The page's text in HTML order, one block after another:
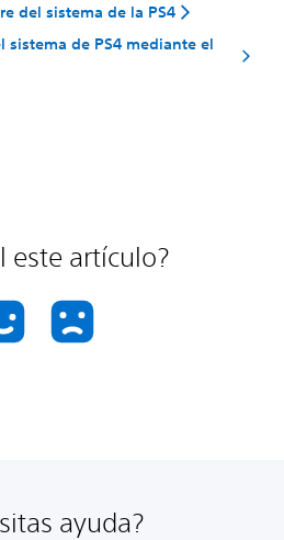
del sistema de la PS4
de PS4 mediante el
este artículo?
ayuda?